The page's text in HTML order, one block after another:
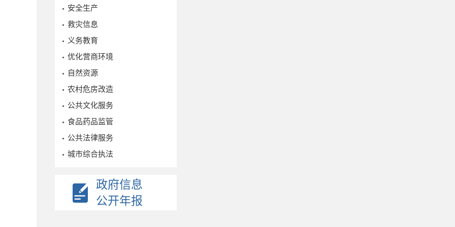
安全生产
救灾信息
义务教育
优化营商环境
自然资源
农村危房改造
公共文化服务
食品药品监管
公共法律服务
城市综合执法
政府信息
公开年报